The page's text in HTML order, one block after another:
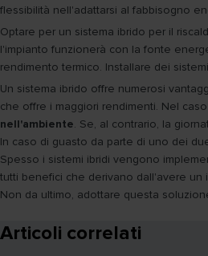
flessibilità nell'adattarsi al fabbisogno
Optare per un sistema ibrido per il
l'impianto funzionerà con la fonte
rendimento termico. Installare dei
Un sistema ibrido offre numerosi
che offre i maggiori rendimenti. Nel
nell'ambiente. Se, al contrario, la
In caso di guasto da parte di uno dei
Spesso i sistemi ibridi vengono
tutti benefici che derivano dall'avere un
Non da ultimo, adottare questa
Articoli correlati